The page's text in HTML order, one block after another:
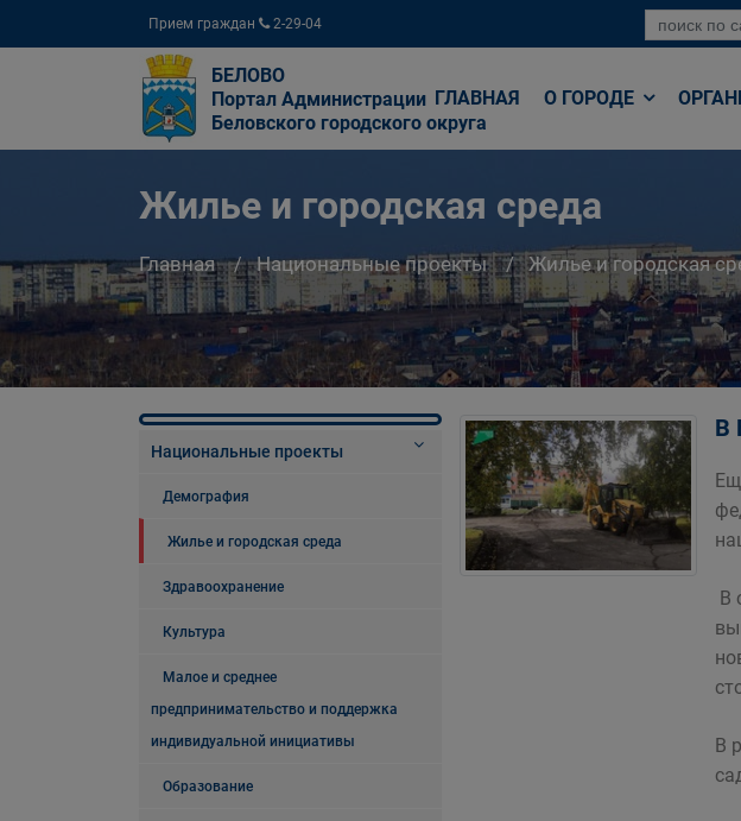
Прием граждан 2-29-04
БЕЛОВО
Портал Администрации
Беловского городского округа
ГЛАВНАЯ О ГОРОДЕ
Жилье и городская среда
Главная Национальные проекты Жилье и городская
Национальные проекты
Демография
Жилье и городская среда
Здравоохранение
Культура
Малое и среднее
предпринимательство и поддержка
индивидуальной инициативы
Образование
В
В
В